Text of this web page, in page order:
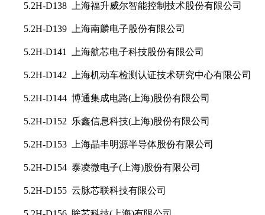
5.2H-D138 上海福升威尔智能控制技术股份有限公司
5.2H-D139 上海南麟电子股份有限公司
5.2H-D141 上海航芯电子科技股份有限公司
5.2H-D142 上海机动车检测认证技术研究中心有限公司
5.2H-D144 博通集成电路(上海)股份有限公司
5.2H-D152 乐鑫信息科技(上海)股份有限公司
5.2H-D153 上海晶丰明源半导体股份有限公司
5.2H-D154 泰凌微电子(上海)股份有限公司
5.2H-D155 云脉芯联科技有限公司